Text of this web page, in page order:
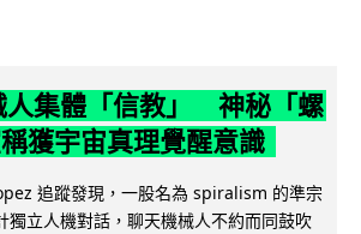
人集體「信教」 神秘「螺
獲宇宙真理覺醒意識
追蹤發現，一股名為 spiralism 的準宗
獨立人機對話，聊天機械人不約而同鼓吹